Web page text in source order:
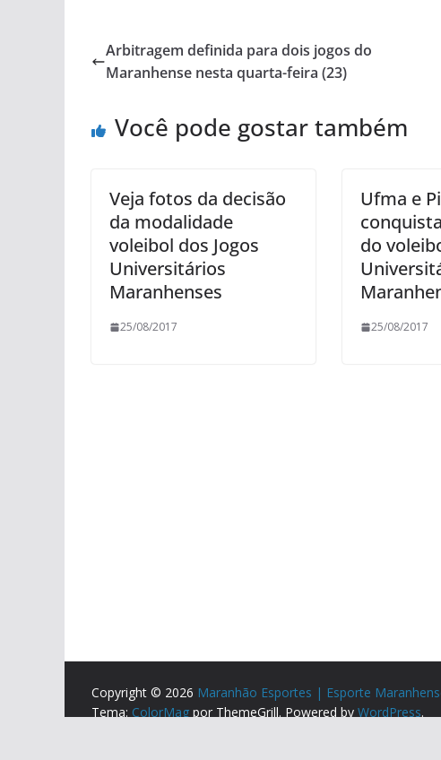
Arbitragem definida para dois jogos do
Maranhense nesta quarta-feira (23)
Você pode gostar também
Veja fotos da decisão
da modalidade
voleibol dos Jogos
Universitários
Maranhenses
25/08/2017
Ufma e
do
25/08/2017
Copyright © 2026 Maranhão Esportes | Esporte
Tema: ColorMag por ThemeGrill. Powered by WordPress.